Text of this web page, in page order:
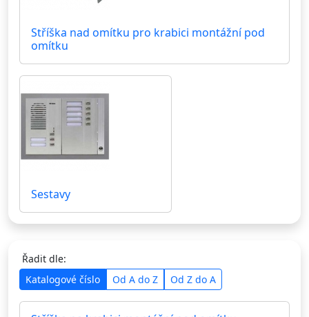
Stříška nad omítku pro krabici montážní pod
omítku
Sestavy
Řadit dle:
Katalogové číslo
Od A do Z Od Z do A